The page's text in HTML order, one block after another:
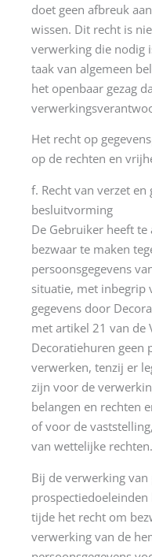
doet geen afbreuk
wissen. Dit recht is
verwerking die nodig
taak van algemeen
het openbaar gezag
Het recht op
op de rechten en
f. Recht van verzet
besluitvorming
De Gebruiker heeft
bezwaar te maken
persoonsgegevens
situatie, met inbegrip
gegevens door
met artikel 21 van de
Decoratiehuren geen
verwerken, tenzij er
zijn voor de
belangen en rechten
of voor de
van wettelijke rechten.
Bij de verwerking
tijde het recht om
verwerking van de